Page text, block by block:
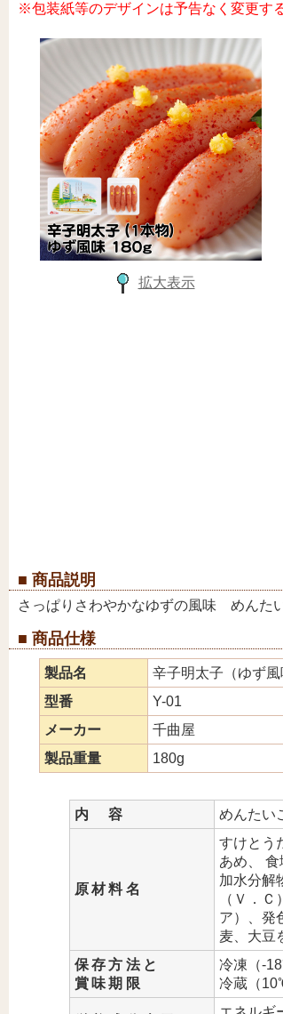
※包装紙等のデザインは予告なく変更す
拡大表示
■ 商品説明
さっぱりさわやかなゆずの風味 めんた
■ 商品仕様
製品名
辛子明太子（ゆず
型番
Y-01
メーカー
千曲屋
製品重量
180g
内 容 めんたい
原材料名
すけとう
あめ、
加水分解
（Ｖ．
ア）、発
麦、大豆
保存方法と
賞味期限
冷凍（-
冷蔵（